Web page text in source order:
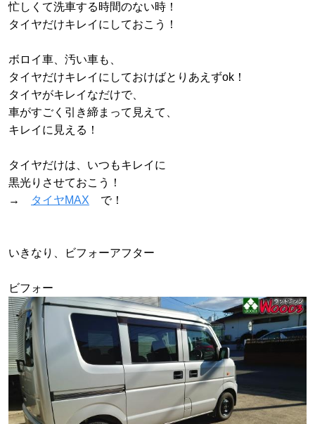
忙しくて洗車する時間のない時！
タイヤだけキレイにしておこう！
ボロイ車、汚い車も、
タイヤだけキレイにしておけばとりあえずok！
タイヤがキレイなだけで、
車がすごく引き締まって見えて、
キレイに見える！
タイヤだけは、いつもキレイに
黒光りさせておこう！
→
タイヤMAX で！
いきなり、ビフォーアフター
ビフォー